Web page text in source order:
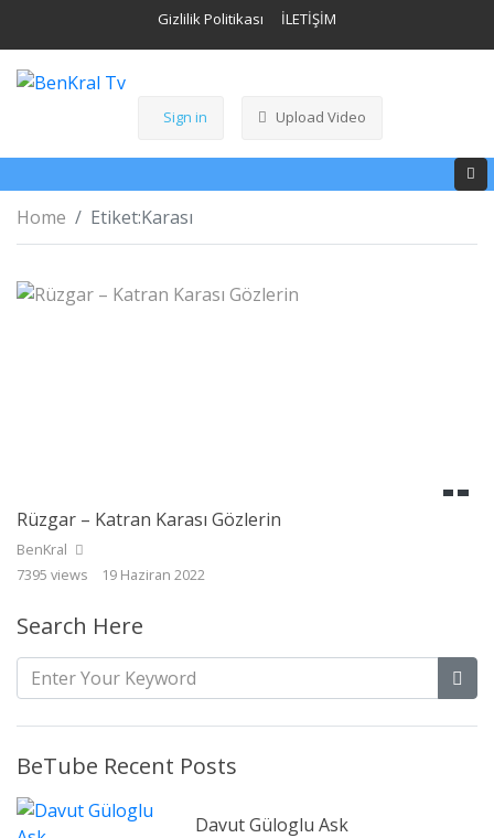
Gizlilik Politikası İLETİŞİM
Sign in Upload Video
Home Etiket:Karası
Rüzgar – Katran Karası Gözlerin
BenKral
7395 views
19 Haziran 2022
Search Here
BeTube Recent Posts
Davut Güloglu Ask